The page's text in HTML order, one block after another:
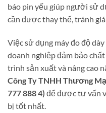
báo pin yếu giúp người sử
cần được thay thế, tránh
Việc sử dụng máy đo độ
doanh nghiệp đảm bảo
trình sản xuất và nâng cao
Công Ty TNHH Thương
777 888 4) để được tư vấn
bị tốt nhất.